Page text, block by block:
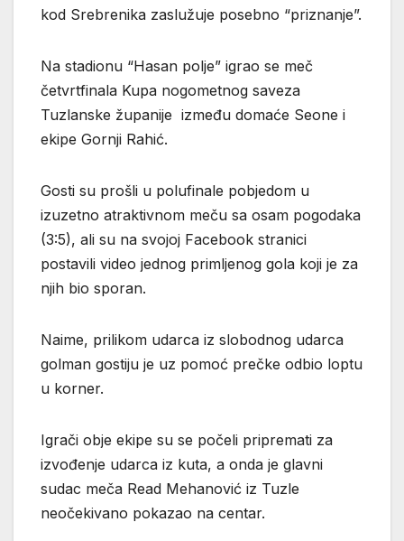
kod Srebrenika zaslužuje posebno “priznanje”.
Na stadionu “Hasan polje” igrao se meč
četvrtfinala Kupa nogometnog saveza
Tuzlanske županije između domaće Seone i
ekipe Gornji Rahić.
Gosti su prošli u polufinale pobjedom u
izuzetno atraktivnom meču sa osam pogodaka
(3:5), ali su na svojoj Facebook stranici
postavili video jednog primljenog gola koji je za
njih bio sporan.
Naime, prilikom udarca iz slobodnog udarca
golman gostiju je uz pomoć prečke odbio loptu
u korner.
Igrači obje ekipe su se počeli pripremati za
izvođenje udarca iz kuta, a onda je glavni
sudac meča Read Mehanović iz Tuzle
neočekivano pokazao na centar.